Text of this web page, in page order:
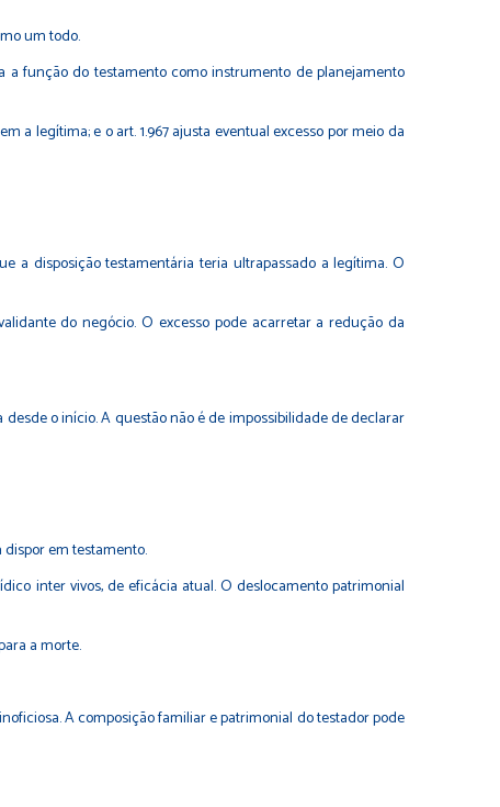
um todo.
a função do testamento como instrumento de planejamento
a legítima; e o art. 1.967 ajusta eventual excesso por meio da
a disposição testamentária teria ultrapassado a legítima. O
do negócio. O excesso pode acarretar a redução da
o início. A questão não é de impossibilidade de declarar
em testamento.
inter vivos, de eficácia atual. O deslocamento patrimonial
a morte.
A composição familiar e patrimonial do testador pode